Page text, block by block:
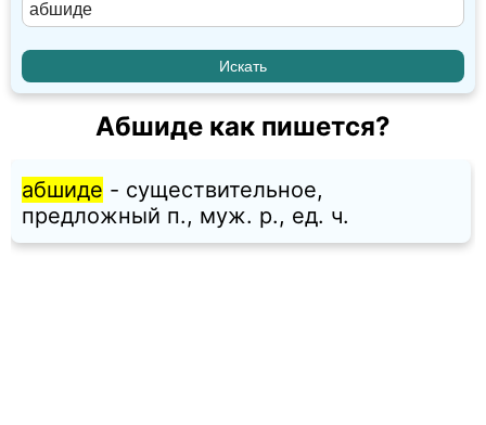
Абшиде как пишется?
абшиде - существительное,
предложный п., муж. p., ед. ч.